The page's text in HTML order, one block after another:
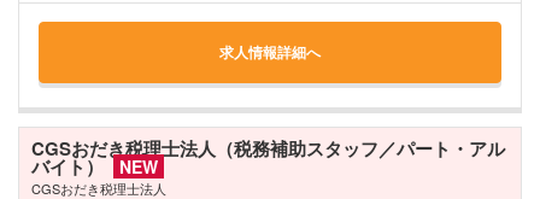
求人情報詳細へ
CGSおだき税理士法人（税務補助スタッフ／パート・アル
バイト） NEW
CGSおだき税理士法人